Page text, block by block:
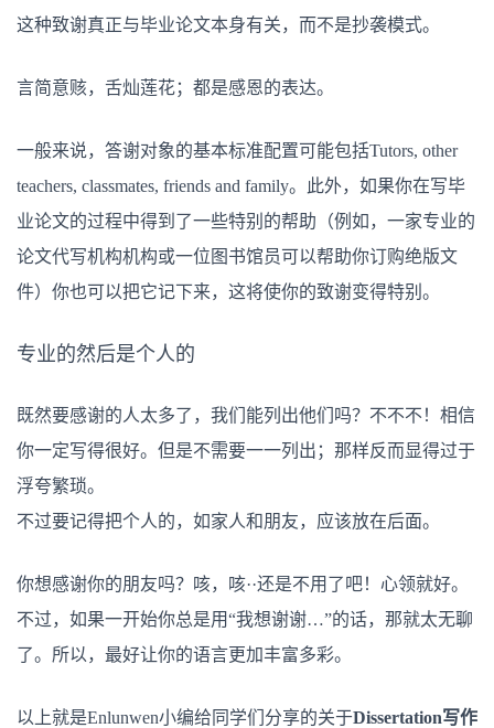
这种致谢真正与毕业论文本身有关，而不是抄袭模式。
言简意赅，舌灿莲花；都是感恩的表达。
一般来说，答谢对象的基本标准配置可能包括Tutors, other
teachers, classmates, friends and family。此外，如果你在写毕
业论文的过程中得到了一些特别的帮助（例如，一家专业的
论文代写机构机构或一位图书馆员可以帮助你订购绝版文
件）你也可以把它记下来，这将使你的致谢变得特别。
专业的然后是个人的
既然要感谢的人太多了，我们能列出他们吗？不不不！相信
你一定写得很好。但是不需要一一列出；那样反而显得过于
浮夸繁琐。
不过要记得把个人的，如家人和朋友，应该放在后面。
你想感谢你的朋友吗？咳，咳··还是不用了吧！心领就好。
不过，如果一开始你总是用“我想谢谢…”的话，那就太无聊
了。所以，最好让你的语言更加丰富多彩。
以上就是Enlunwen小编给同学们分享的关于Dissertation写作